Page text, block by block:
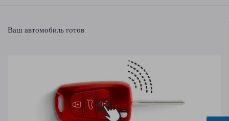
Ваш автомобиль готов